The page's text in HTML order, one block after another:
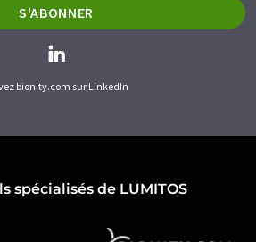
S'ABONNER
bionity.com sur LinkedIn
spécialisés de LUMITOS